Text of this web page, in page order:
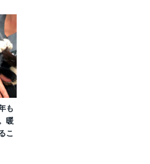
も
暖
こ